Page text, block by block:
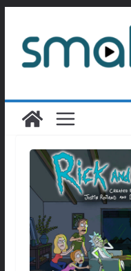
contenu